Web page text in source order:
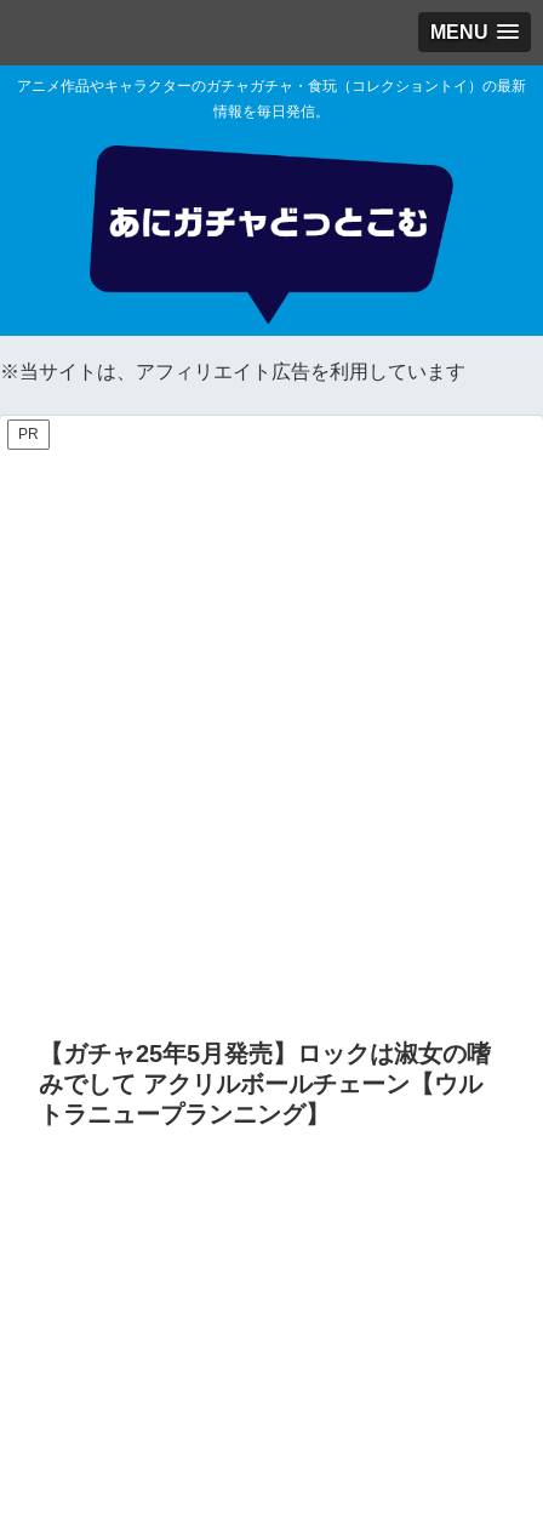
MENU
アニメ作品やキャラクターのガチャガチャ・食玩（コレクショントイ）の最新
情報を毎日発信。
※当サイトは、アフィリエイト広告を利用しています
PR
【ガチャ25年5月発売】ロックは淑女の嗜
みでして アクリルボールチェーン【ウル
トラニュープランニング】